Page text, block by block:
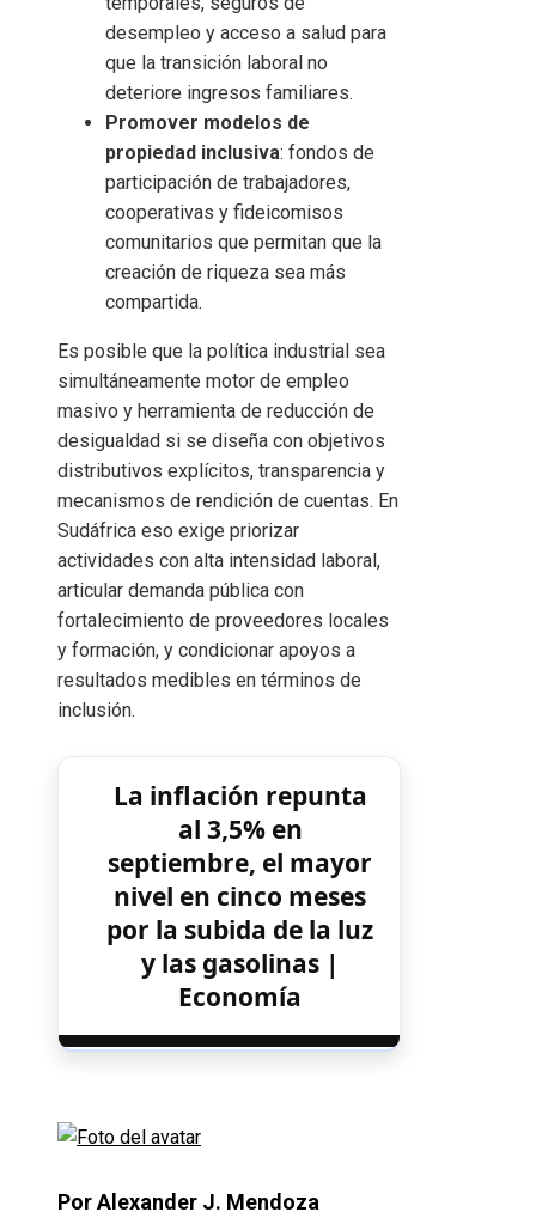
desempleo y acceso a salud para
que la transición laboral no
deteriore ingresos familiares.
Promover modelos de
propiedad inclusiva: fondos de
participación de trabajadores,
cooperativas y fideicomisos
comunitarios que permitan que la
creación de riqueza sea más
compartida.
Es posible que la política industrial sea
simultáneamente motor de empleo
masivo y herramienta de reducción de
desigualdad si se diseña con objetivos
distributivos explícitos, transparencia y
mecanismos de rendición de cuentas. En
Sudáfrica eso exige priorizar
actividades con alta intensidad laboral,
articular demanda pública con
fortalecimiento de proveedores locales
y formación, y condicionar apoyos a
resultados medibles en términos de
inclusión.
La inflación repunta
al 3,5% en
septiembre, el mayor
nivel en cinco meses
por la subida de la luz
y las gasolinas |
Economía
Por Alexander J. Mendoza